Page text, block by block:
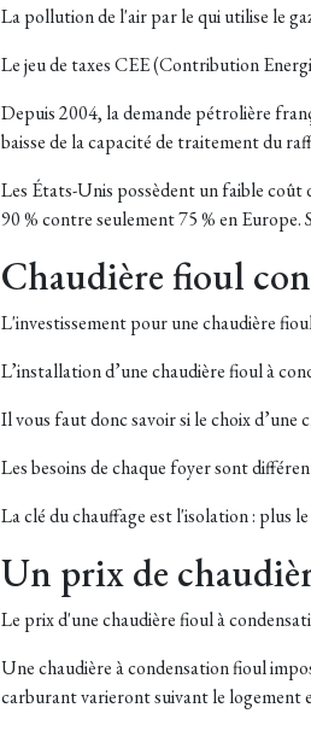
La pollution de l'air par le qui utilise le
Le jeu de taxes CEE (Contribution
Depuis 2004, la demande pétrolière
baisse de la capacité de traitement du
Les États-Unis possèdent un faible coût
90 % contre seulement 75 % en
Chaudière fioul
L'investissement pour une chaudière
L’installation d’une chaudière fioul à
Il vous faut donc savoir si le choix
Les besoins de chaque foyer sont
La clé du chauffage est l'isolation : plus
Un prix de
Le prix d'une chaudière fioul à
Une chaudière à condensation fioul
carburant varieront suivant le logement